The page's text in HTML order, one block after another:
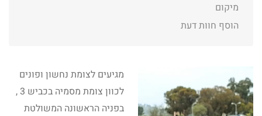
מיקום
הוסף חוות דעת
מגיעים לצומת נחשון ופונים
לכוון צומת מסמיה בכביש 3 ,
בפניה הראשונה המשולטת